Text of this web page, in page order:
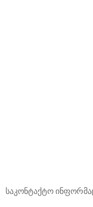
საკონტაქტო